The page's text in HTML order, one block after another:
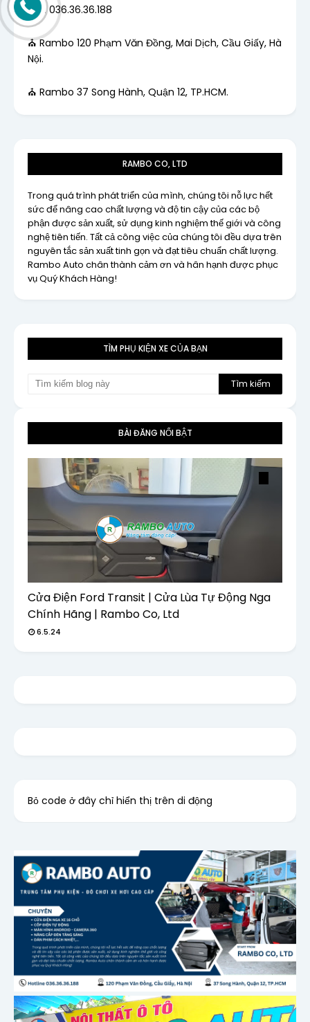
Tell: 036.36.36.188
⛪ Rambo 120 Phạm Văn Đồng, Mai Dịch, Cầu Giấy, Hà
Nội.
⛪ Rambo 37 Song Hành, Quận 12, TP.HCM.
RAMBO CO, LTD
Trong quá trình phát triển của mình, chúng tôi nỗ lực hết
sức để nâng cao chất lượng và độ tin cậy của các bộ
phận được sản xuất, sử dụng kinh nghiệm thế giới và công
nghệ tiên tiến. Tất cả công việc của chúng tôi đều dựa trên
nguyên tắc sản xuất tinh gọn và đạt tiêu chuẩn chất lượng.
Rambo Auto chân thành cảm ơn và hân hạnh được phục
vụ Quý Khách Hàng!
TÌM PHỤ KIỆN XE CỦA BẠN
BÀI ĐĂNG NỔI BẬT
Cửa Điện Ford Transit | Cửa Lùa Tự Động Nga
Chính Hãng | Rambo Co, Ltd
6.5.24
Bỏ code ở đây chỉ hiển thị trên di động